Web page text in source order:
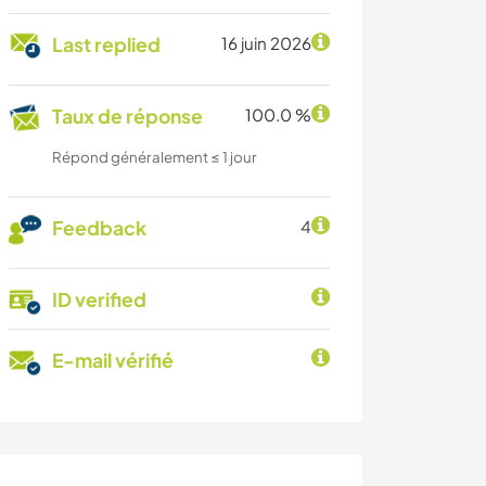
Last replied 16 juin 2026
Taux de réponse 100.0 %
Répond généralement ≤ 1 jour
Feedback 4
ID verified
E-mail vérifié